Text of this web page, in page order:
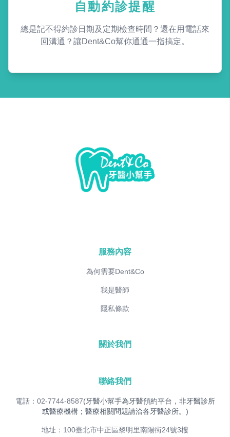
自動約診提醒
總是記不得約診日期及定期檢查時間？還在用電話來
回溝通？讓Dent&Co幫你通通一指搞定。
服務內容
為何需要Dent&Co
我是醫師
隱私條款
關於我們
聯絡我們
電話：02-7744-8587(牙醫小幫手為牙醫預約平台，非牙醫診所
或醫療機構；醫療相關問題請洽各牙醫診所。)
地址：100臺北市中正區黎明里南陽街24號3樓